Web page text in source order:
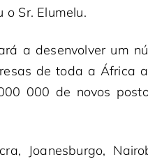
o Sr. Elumelu.
a desenvolver um
de toda a África
000 de novos
Joanesburgo,